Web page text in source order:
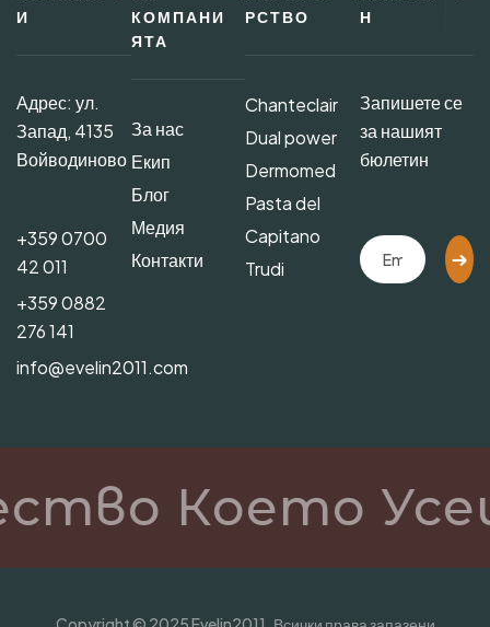
И
Адрес: ул.
Запад, 4135
Войводиново
+359 0700
42 011
+359 0882
276 141
info@evelin2011.com
КОМПАНИ
ЯТА
За нас
Екип
Блог
Медия
Контакти
РСТВО
Chanteclair
Dual power
Dermomed
Pasta del
Capitano
Trudi
Н
Запишете се
за нашият
бюлетин
Което